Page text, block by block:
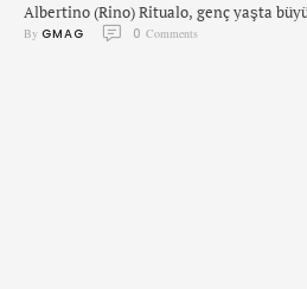
Albertino (Rino) Ritualo, genç yaşta
kabullenme hikayesini anlattı. Katolik
By GMAG 0 Comments